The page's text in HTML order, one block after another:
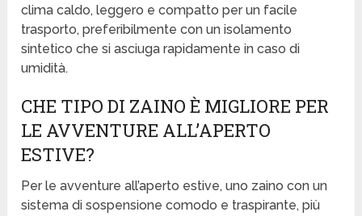
clima caldo, leggero e compatto per un facile
trasporto, preferibilmente con un isolamento
sintetico che si asciuga rapidamente in caso di
umidità.
CHE TIPO DI ZAINO È MIGLIORE PER
LE AVVENTURE ALL’APERTO
ESTIVE?
Per le avventure all’aperto estive, uno zaino con un
sistema di sospensione comodo e traspirante, più